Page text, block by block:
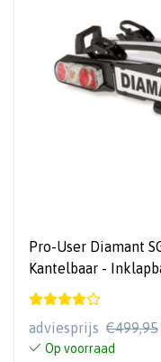
Pro-User Diamant SG2 - Fietsendrager - 2
adviesprijs €499,95
Op voorraad